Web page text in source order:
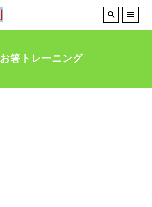
お箸トレーニング